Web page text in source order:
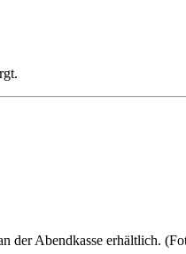
der Abendkasse erhältlich.